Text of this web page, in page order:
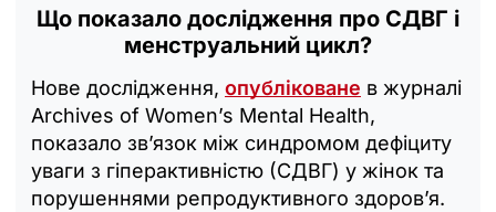
Що показало дослідження про СДВГ і
менструальний цикл?
Нове дослідження, опубліковане в журналі
Archives of Women’s Mental Health,
показало зв’язок між синдромом дефіциту
уваги з гіперактивністю (СДВГ) у жінок та
порушеннями репродуктивного здоров’я.